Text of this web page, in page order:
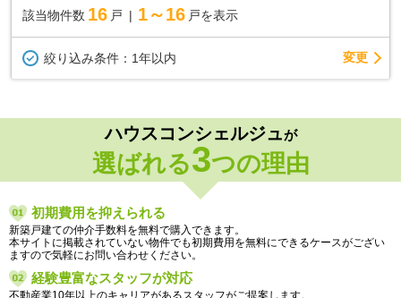
該当物件数 16 戸 1～16 戸を表示
絞り込み条件： 1年以内 変更
ハウスコンシェルジュが
選ばれる3つの理由
初期費用を抑えられる
新築戸建ての仲介手数料を無料で購入できます。
本サイトに掲載されていない物件でも初期費用を無料にできるケースがござい
ますので気軽にお問い合わせください。
経験豊富なスタッフが対応
不動産業10年以上のキャリアがあるスタッフがご提案します。